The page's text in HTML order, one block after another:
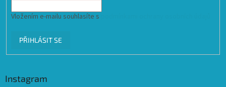
Vložením e-mailu souhlasíte s
PŘIHLÁSIT SE
Instagram